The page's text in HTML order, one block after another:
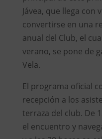
Jávea, que llega con
convertirse en una
anual del Club, el
verano, se pone de
Vela.
El programa oficial
recepción a los
terraza del club. De
el encuentro y